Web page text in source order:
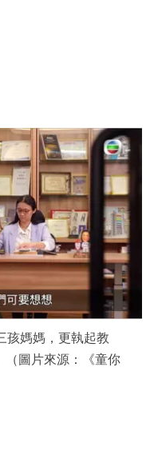
孩媽媽，更執起教
（圖片來源：《童你